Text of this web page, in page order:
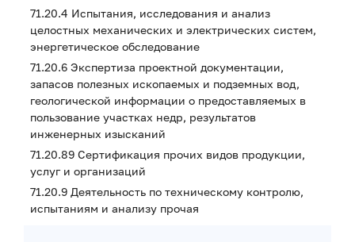
71.20.4 Испытания, исследования и анализ
целостных механических и электрических систем,
энергетическое обследование
71.20.6 Экспертиза проектной документации,
запасов полезных ископаемых и подземных вод,
геологической информации о предоставляемых в
пользование участках недр, результатов
инженерных изысканий
71.20.89 Сертификация прочих видов продукции,
услуг и организаций
71.20.9 Деятельность по техническому контролю,
испытаниям и анализу прочая